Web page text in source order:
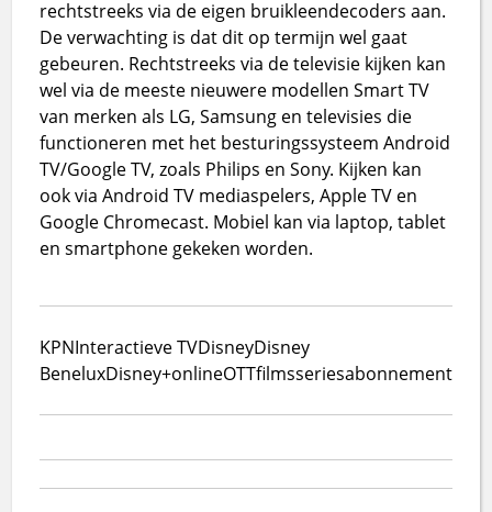
rechtstreeks via de eigen bruikleendecoders aan.
De verwachting is dat dit op termijn wel gaat
gebeuren. Rechtstreeks via de televisie kijken kan
wel via de meeste nieuwere modellen Smart TV
van merken als LG, Samsung en televisies die
functioneren met het besturingssysteem Android
TV/Google TV, zoals Philips en Sony. Kijken kan
ook via Android TV mediaspelers, Apple TV en
Google Chromecast. Mobiel kan via laptop, tablet
en smartphone gekeken worden.
KPNInteractieve TVDisneyDisney
BeneluxDisney+onlineOTTfilmsseriesabonnement